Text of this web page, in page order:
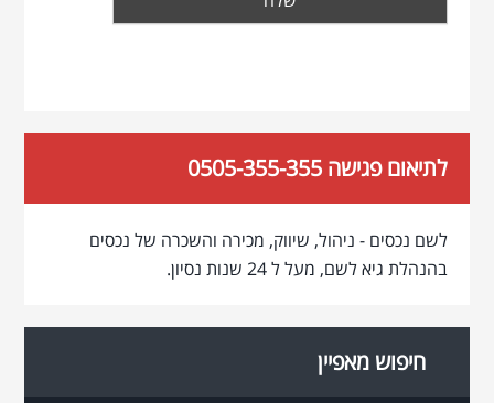
לתיאום פגישה 0505-355-355
לשם נכסים - ניהול, שיווק, מכירה והשכרה של נכסים
בהנהלת גיא לשם, מעל ל 24 שנות נסיון.
חיפוש מאפיין